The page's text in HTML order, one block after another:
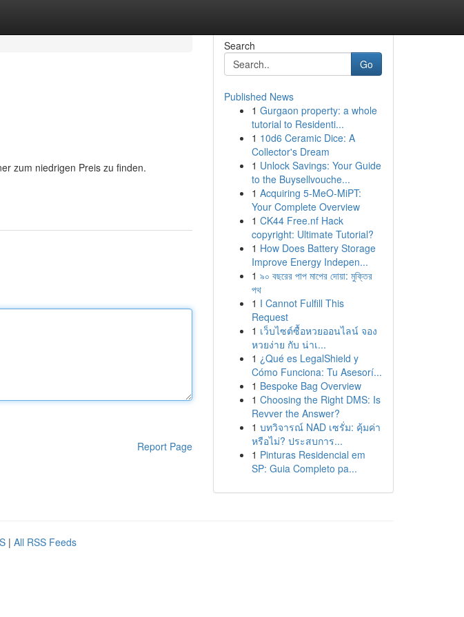
zum niedrigen Preis zu finden.
Report Page
Search
Go
Published News
1 Gurgaon property: a whole
tutorial to Residenti...
1 10d6 Ceramic Dice: A
Collector's Dream
1 Unlock Savings: Your Guide
to the Buysellvouche...
1 Acquiring 5-MeO-MiPT:
Your Complete Overview
1 CK44 Free.nf Hack
copyright: Ultimate Tutorial?
1 How Does Battery Storage
Improve Energy Indepen...
1 ৯০ বছরের পাপ মাপের দোয়া: মুক্তির
পথ
1 I Cannot Fulfill This
Request
1 เว็บไซต์ซื้อหวยออนไลน์ จอง
หวยง่าย กับ น่าเ...
1 ¿Qué es LegalShield y
Cómo Funciona: Tu Asesorí...
1 Bespoke Bag Overview
1 Choosing the Right DMS: Is
Revver the Answer?
1 บทวิจารณ์ NAD เซรั่ม: คุ้มค่า
หรือไม่? ประสบการ...
1 Pinturas Residencial em
SP: Guia Completo pa...
| All RSS Feeds